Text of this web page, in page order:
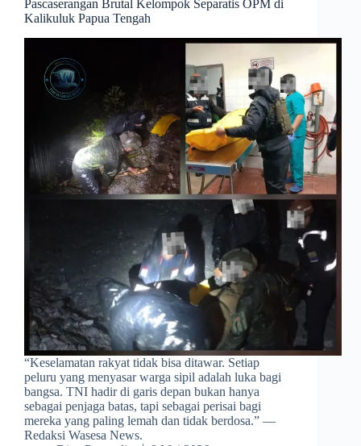
Pascaserangan Brutal Kelompok Separatis OPM di
Kalikuluk Papua Tengah
​“Keselamatan rakyat tidak bisa ditawar. Setiap
peluru yang menyasar warga sipil adalah luka bagi
bangsa. TNI hadir di garis depan bukan hanya
sebagai penjaga batas, tapi sebagai perisai bagi
mereka yang paling lemah dan tidak berdosa.” —
Redaksi Wasesa News.